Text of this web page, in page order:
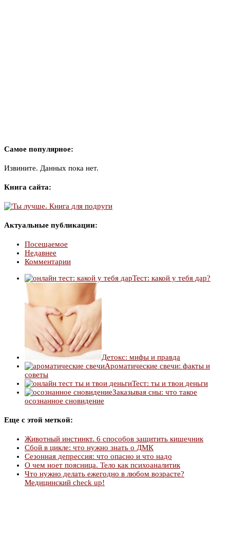
Самое популярное:
Извините. Данных пока нет.
Книга сайта:
Актуальные публикации:
Посещаемое
Недавнее
Комментарии
Тест: какой у тебя дар?
Детокс: мифы и правда
Ароматические свечи: факты и
советы
Тест: ты и твои деньги
Заказывая сны: что такое
осознанное сновидение
Еще с этой меткой:
Животный инстинкт. 6 способов защитить кишечник
Сбой в цикле: что нужно знать о ДМК
Сезонная депрессия: что опасно и что надо
О чем ноет поясница. Тело как психоаналитик
Что нужно делать ежегодно в любом возрасте?
Медицинский check up!